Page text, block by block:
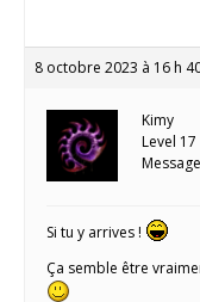
8 octobre 2023 à 16 h
Kimy
Level 17
Si tu y arrives !
Ça semble être